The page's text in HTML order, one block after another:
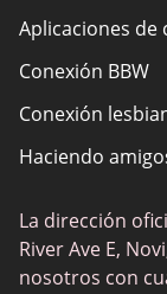
Aplicaciones de
Conexión BBW
Conexión
Haciendo
La dirección
River Ave E,
nosotros con